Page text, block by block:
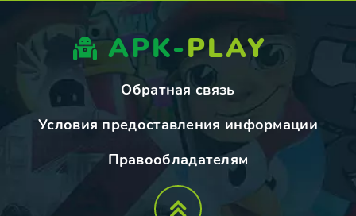
APK-PLAY
Обратная связь
Условия предоставления информации
Правообладателям